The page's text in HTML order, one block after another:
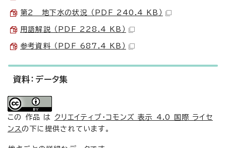
第2 地下水の状況 （PDF 240.4 KB）
用語解説 （PDF 228.4 KB）
参考資料 （PDF 687.4 KB）
資料：データ集
この 作品 は クリエイティブ・コモンズ 表示 4.0 国際 ライセ
ンスの下に提供されています。